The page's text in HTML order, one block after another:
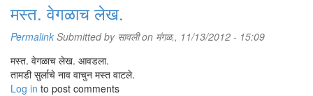
मस्त. वेगळाच लेख.
Permalink Submitted by सावलीon मंगळ., 11/13/2012 - 15:09
मस्त. वेगळाच लेख. आवडला.
तामडी सुर्लाचे नाव वाचुन मस्त वाटले.
Log in to post comments